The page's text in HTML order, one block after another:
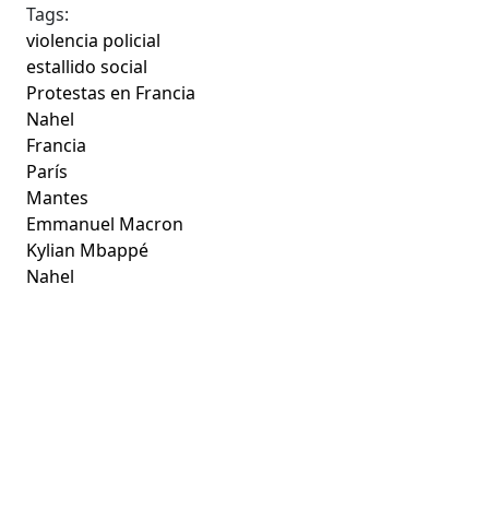
Tags:
violencia policial
estallido social
Protestas en Francia
Nahel
Francia
París
Mantes
Emmanuel Macron
Kylian Mbappé
Nahel